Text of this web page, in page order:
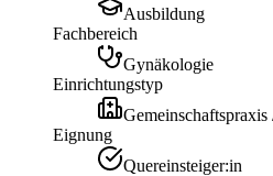
Ausbildung
Fachbereich
Gynäkologie
Einrichtungstyp
Eignung
Quereinsteiger:in